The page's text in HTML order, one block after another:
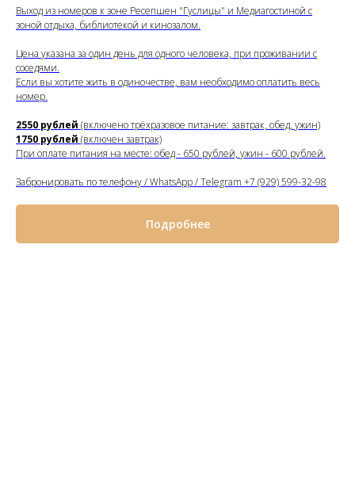
Выход из номеров к зоне Ресепшен "Гуслицы" и Медиагостиной с
зоной отдыха, библиотекой и кинозалом.
Цена указана за один день для одного человека, при проживании с
соседями.
Если вы хотите жить в одиночестве, вам необходимо оплатить весь
номер.
2550 рублей (включено трёхразовое питание: завтрак, обед, ужин)
1750 рублей (включен завтрак)
При оплате питания на месте: обед - 650 рублей, ужин - 600 рублей.
Забронировать по телефону / WhatsApp / Telegram +7 (929) 599-32-98
Подробнее